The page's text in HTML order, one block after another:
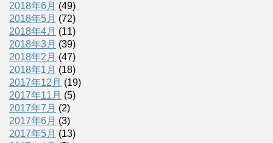
2018年6月 (49)
2018年5月 (72)
2018年4月 (11)
2018年3月 (39)
2018年2月 (47)
2018年1月 (18)
2017年12月 (19)
2017年11月 (5)
2017年7月 (2)
2017年6月 (3)
2017年5月 (13)